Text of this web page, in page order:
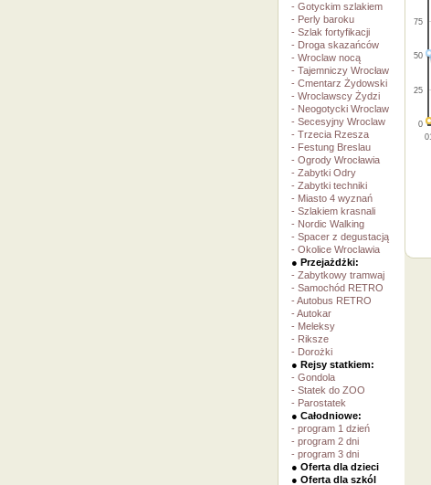
- Gotyckim szlakiem
- Perly baroku
- Szlak fortyfikacji
- Droga skazańców
- Wroclaw nocą
- Tajemniczy Wrocław
- Cmentarz Żydowski
- Wroclawscy Żydzi
- Neogotycki Wroclaw
- Secesyjny Wroclaw
- Trzecia Rzesza
- Festung Breslau
- Ogrody Wrocławia
- Zabytki Odry
- Zabytki techniki
- Miasto 4 wyznań
- Szlakiem krasnali
- Nordic Walking
- Spacer z degustacją
- Okolice Wroclawia
● Przejażdżki:
- Zabytkowy tramwaj
- Samochód RETRO
- Autobus RETRO
- Autokar
- Meleksy
- Riksze
- Dorożki
● Rejsy statkiem:
- Gondola
- Statek do ZOO
- Parostatek
● Całodniowe:
- program 1 dzień
- program 2 dni
- program 3 dni
● Oferta dla dzieci
● Oferta dla szkól
0
25
50
75